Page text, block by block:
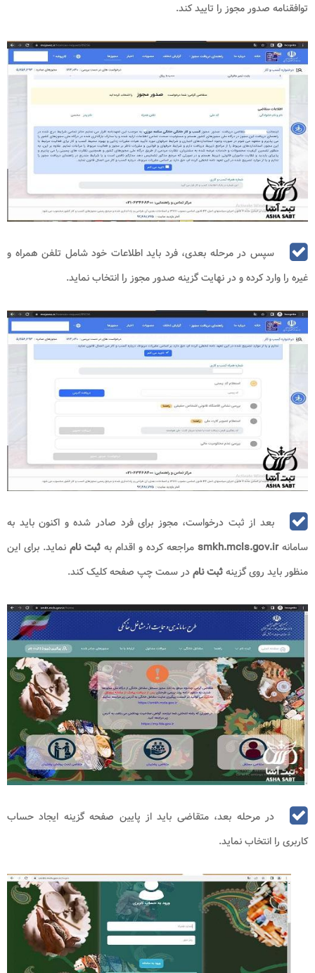
توافقنامه صدور مجوز را تایید کند.
سپس در مرحله بعدی، فرد باید اطلاعات خود شامل تلفن همراه و
غیره را وارد کرده و در نهایت گزینه صدور مجوز را انتخاب نماید.
بعد از ثبت درخواست، مجوز برای فرد صادر شده و اکنون باید به
سامانهsmkh.mcls.gov.ir مراجعه کرده و اقدام به ثبت نام نماید. برای این
منظور باید روی گزینهثبت نامدر سمت چپ صفحه کلیک کند.
در مرحله بعد، متقاضی باید از پایین صفحه گزینه ایجاد حساب
کاربری را انتخاب نماید.